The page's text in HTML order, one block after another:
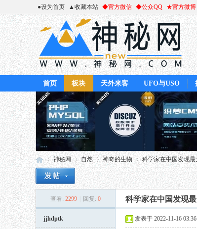
●设为首页 ▲收藏本站 ◆官方微信 ◆公众QQ ★官方微博
首页 板块 天外来客 UFO与USO
神秘网
›
自然
›
神奇的生物
›
科学家在中国发现
查看: 2299 回复: 0 科学家在中国发现
jjhdptk 发表于 2022-11-16